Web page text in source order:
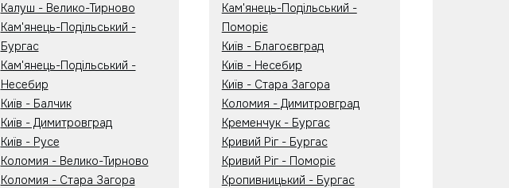
Калуш - Велико-Тирново
Кам'янець-Подільський -
Бургас
Кам'янець-Подільський -
Несебир
Київ - Балчик
Київ - Димитровград
Київ - Русе
Коломия - Велико-Тирново
Коломия - Стара Загора
Кам'янець-Подільський -
Поморіє
Київ - Благоєвград
Київ - Несебир
Київ - Стара Загора
Коломия - Димитровград
Кременчук - Бургас
Кривий Ріг - Бургас
Кривий Ріг - Поморіє
Кропивницький - Бургас